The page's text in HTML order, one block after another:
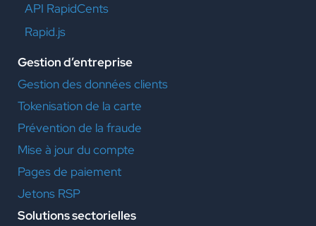
API RapidCents
Rapid.js
Gestion d’entreprise
Gestion des données clients
Tokenisation de la carte
Prévention de la fraude
Mise à jour du compte
Pages de paiement
Jetons RSP
Solutions sectorielles